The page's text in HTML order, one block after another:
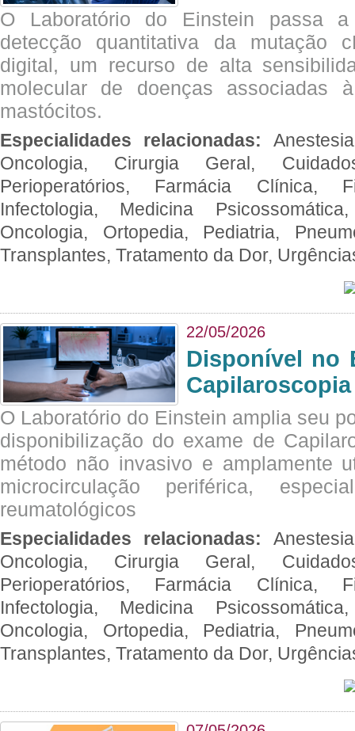
O Laboratório do Einstein passa
detecção quantitativa da mutação
digital, um recurso de alta
molecular de doenças associadas
mastócitos.
Especialidades relacionadas:
Oncologia, Cirurgia Geral,
Perioperatórios, Farmácia Clínica,
Infectologia, Medicina
Oncologia, Ortopedia, Pediatria,
Transplantes, Tratamento da Dor,
22/05/2026
Disponível no
O Laboratório do Einstein amplia seu
disponibilização do exame de
método não invasivo e amplamente
microcirculação periférica,
reumatológicos
Especialidades relacionadas:
Oncologia, Cirurgia Geral,
Perioperatórios, Farmácia Clínica,
Infectologia, Medicina
Oncologia, Ortopedia, Pediatria,
Transplantes, Tratamento da Dor,